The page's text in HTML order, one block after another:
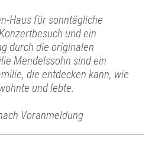
Haus für sonntägliche
und ein
durch die originalen
Mendelssohn sind ein
die entdecken kann, wie
und lebte.
Voranmeldung